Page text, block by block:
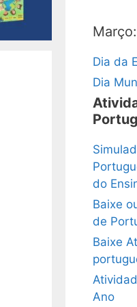
Março:
Dia da
Dia
do
Baixe
de
Baixe
Ano